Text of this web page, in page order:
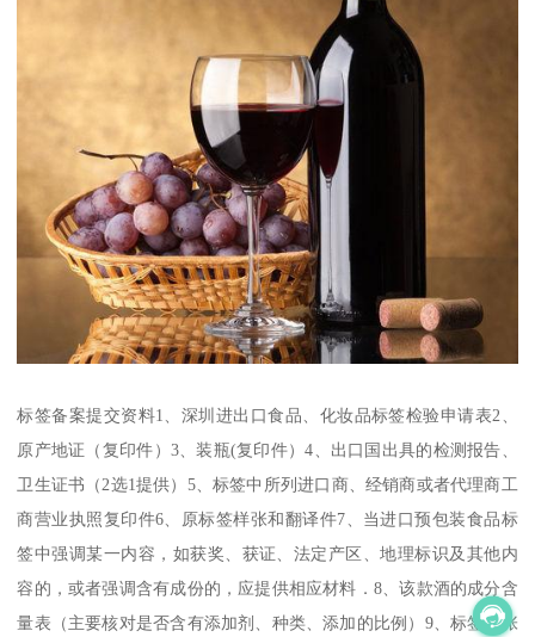
标签备案提交资料1、深圳进出口食品、化妆品标签检验申请表2、
原产地证（复印件）3、装瓶(复印件）4、出口国出具的检测报告、
卫生证书（2选1提供）5、标签中所列进口商、经销商或者代理商工
商营业执照复印件6、原标签样张和翻译件7、当进口预包装食品标
签中强调某一内容，如获奖、获证、法定产区、地理标识及其他内
容的，或者强调含有成份的，应提供相应材料．8、该款酒的成分含
量表（主要核对是否含有添加剂、种类、添加的比例）9、标签样张